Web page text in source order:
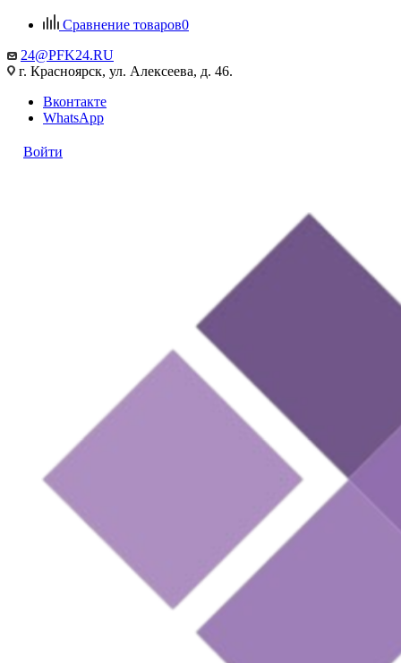
Сравнение товаров0
24@PFK24.RU
г. Красноярск, ул. Алексеева, д. 46.
Вконтакте
WhatsApp
Войти